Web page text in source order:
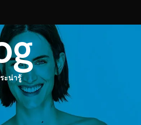
ะน่ารู้
กายหอมๆ